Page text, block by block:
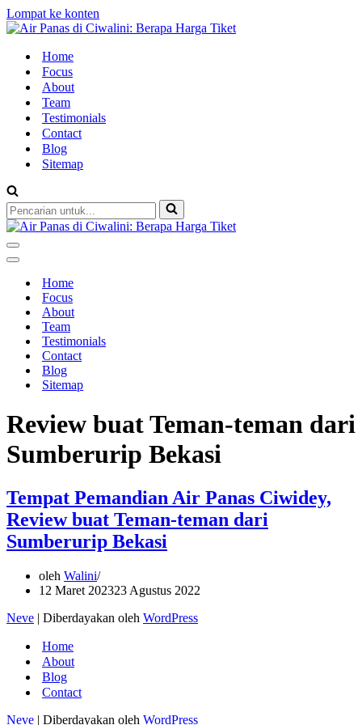
Lompat ke konten
Home
Focus
About
Team
Testimonials
Contact
Blog
Sitemap
Pencarian
untuk...
Menu
Navigasi
Menu
NavigasiHome
Focus
About
Team
Testimonials
Contact
Blog
Sitemap
Review buat Teman-teman dari
Sumberurip Bekasi
Tempat Pemandian Air Panas Ciwidey,
Review buat Teman-teman dari
Sumberurip Bekasi
oleh Walini
12 Maret 202323 Agustus 2022
Neve | Diberdayakan oleh WordPress
Home
About
Blog
Contact
Neve | Diberdayakan oleh WordPress